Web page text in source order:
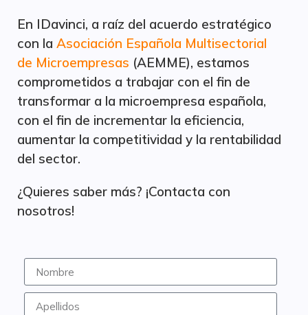
En IDavinci, a raíz del acuerdo estratégico
con la Asociación Española Multisectorial
de Microempresas (AEMME), estamos
comprometidos a trabajar con el fin de
transformar a la microempresa española,
con el fin de incrementar la eficiencia,
aumentar la competitividad y la rentabilidad
del sector.
¿Quieres saber más? ¡Contacta con
nosotros!